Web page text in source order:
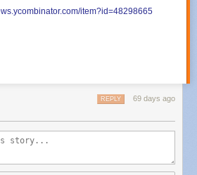
item?id=48298665
69 days ago
REPLY